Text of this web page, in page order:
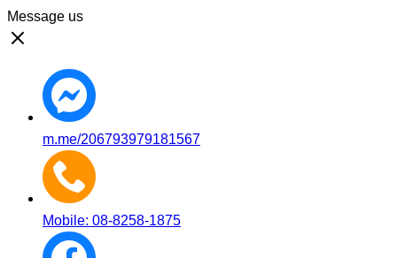
Message us
m.me/206793979181567
Mobile: 08-8258-1875